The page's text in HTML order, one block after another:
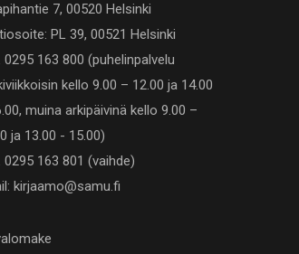
7, 00520 Helsinki
PL 39, 00521 Helsinki
0295 163 800 (puhelinpalvelu
kello 9.00 – 12.00 ja 14.00
muina arkipäivinä kello 9.00 –
ja 13.00 - 15.00)
0295 163 801 (vaihde)
kirjaamo@samu.fi